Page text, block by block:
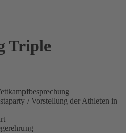
Triple
/ Vorstellung der Athleten in